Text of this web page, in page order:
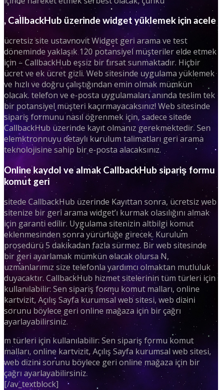
, CallbackHub üzerinde widget yüklemek için acele
ücretsiz site ustavnovit Widget geri arama ve test
döneminde yaklaşık 120 potansiyel müşteriler elde etmek
için – CallbackHub eşsiz bir fırsat sunmaktadır. Hiçbir
ücret ve ek ücret gizli. Web sitesinde uygulama yüklemek
ve hızlı ve doğru çalıştığından emin olmak mümkün
olacak. telefon ve e-posta uygulamaları anında teslim tek
bir potansiyel müşteri kaçırmayacaksınız! Web sitesinde
sipariş formunu nasıl öğrenmek için, sadece sitede
CallbackHub üzerinde kayıt olmanız gerekmektedir. Sen
elemktronnuyu detaylı kurulum talimatları geri arama
teknolojisine sahip bir e-posta alacaksınız.
Online kaydol ve almak CallbackHub sipariş formu
komut geri
sitede CallbackHub üzerinde Kayıttan sonra, ücretsiz web
sitenize bir geri arama widget’ı kurmak olasılığını almak
için garanti edilir. Uygulama sitenizin altbilgi komut
eklenmesinden sonra yürürlüğe girecek. Kurulum
prosedürü 5 dakikadan fazla sürmez. Bir web sitesinde
bir geri ayarlamak mümkün olacak olursa N,
uzmanlarımız size telefonla yardımcı olmaktan mutluluk
duyacaktır. CallbackHub hizmet sitelerinin tüm türleri için
kullanılabilir: Sen sipariş formu komut malları, online
kartvizit, Açılış Sayfa kurumsal web sitesi, web dizini
sorunu böylece geri online mağaza için bir çağrı
ayarlayabilirsiniz.
m türleri için kullanılabilir: Sen sipariş formu komut
malları, online kartvizit, Açılış Sayfa kurumsal web sitesi,
web dizini sorunu böylece geri online mağaza için bir
çağrı ayarlayabilirsiniz.
[/av_textblock]